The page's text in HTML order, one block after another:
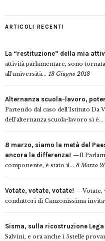
ARTICOLI RECENTI
La “restituzione” della mia
attività parlamentare, sono
all’università... 18 Giugno 2018
Alternanza scuola-lavoro,
Partendo dal caso dell’Istituto Da
dell’alternanza scuola-lavoro si è...
8 marzo, siamo la metà del
ancora la differenza!
Il
componente, è stato il... 8 Marzo
Votate, votate, votate!
Votate,
conduttori di Canzonissima
Sisma, sulla ricostruzione
Salvini, e ora anche i 5stelle